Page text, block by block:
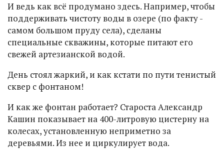
И ведь как всё продумано здесь. Например, чтобы
поддерживать чистоту воды в озере (по факту -
самом большом пруду села), сделаны
специальные скважины, которые питают его
свежей артезианской водой.
День стоял жаркий, и как кстати по пути тенистый
сквер с фонтаном!
И как же фонтан работает? Староста Александр
Кашин показывает на 400-литровую цистерну на
колесах, установленную неприметно за
деревьями. Из нее и циркулирует вода.